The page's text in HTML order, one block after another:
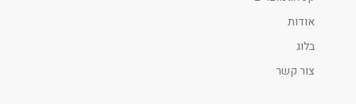
אודות
בלוג
צור קשר